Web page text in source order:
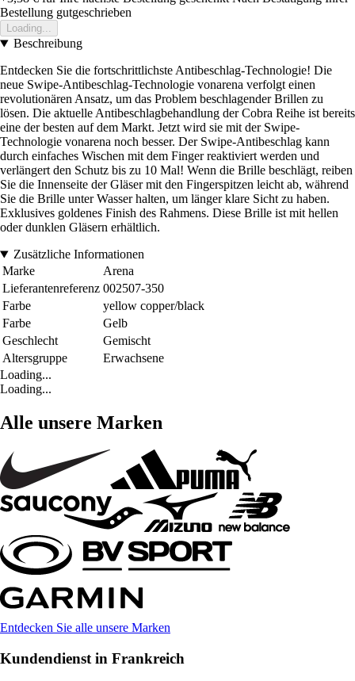
Bestellung gutgeschrieben
Loading...
Beschreibung
Entdecken Sie die fortschrittlichste Antibeschlag-Technologie! Die
neue Swipe-Antibeschlag-Technologie vonarena verfolgt einen
revolutionären Ansatz, um das Problem beschlagender Brillen zu
lösen. Die aktuelle Antibeschlagbehandlung der Cobra Reihe ist bereits
eine der besten auf dem Markt. Jetzt wird sie mit der Swipe-
Technologie vonarena noch besser. Der Swipe-Antibeschlag kann
durch einfaches Wischen mit dem Finger reaktiviert werden und
verlängert den Schutz bis zu 10 Mal! Wenn die Brille beschlägt, reiben
Sie die Innenseite der Gläser mit den Fingerspitzen leicht ab, während
Sie die Brille unter Wasser halten, um länger klare Sicht zu haben.
Exklusives goldenes Finish des Rahmens. Diese Brille ist mit hellen
oder dunklen Gläsern erhältlich.
Zusätzliche Informationen
Marke
Arena
Lieferantenreferenz 002507-350
Farbe
yellow copper/black
Farbe
Gelb
Geschlecht
Gemischt
Altersgruppe
Erwachsene
Loading...
Loading...
Alle unsere Marken
Entdecken Sie alle unsere Marken
Kundendienst in Frankreich